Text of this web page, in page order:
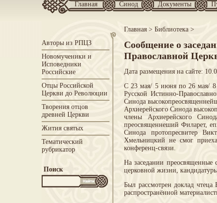
Главная Синод Документы
Главная> Библиотека >
Авторы из РПЦЗ
Новомученики и
Исповедники
Российские
Отцы Российской
Церкви до Революции
Творения отцов
древней Церкви
Жития святых
Тематический
рубрикатор
Поиск
Сообщение о
Православной
Дата размещения на сайте:
С 23 мая/ 5 июня по 26 мая/ 8
Русской Истинно-
Синода
Архиерейского Синода
члены Архиерейского
преосвященнеший Филарет,
Синода протопресвитер
Хмельницкий не смог
конференц-связи.
На заседании преосвященные
церковной жизни,
Был рассмотрен доклад
распространённой